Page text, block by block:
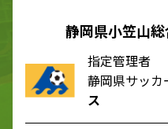
静岡県小笠山
指定管理者
静岡県サッカ
ス